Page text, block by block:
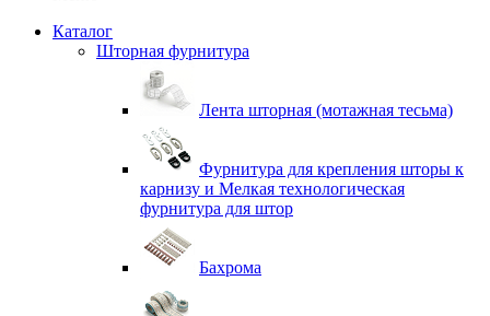
Каталог
Шторная фурнитура
Лента шторная (мотажная тесьма)
Фурнитура для крепления шторы к
карнизу и Мелкая технологическая
фурнитура для штор
Бахрома